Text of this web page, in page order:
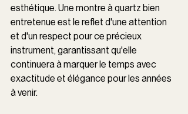
esthétique. Une montre à quartz bien
entretenue est le reflet d'une attention
et d'un respect pour ce précieux
instrument, garantissant qu'elle
continuera à marquer le temps avec
exactitude et élégance pour les années
à venir.